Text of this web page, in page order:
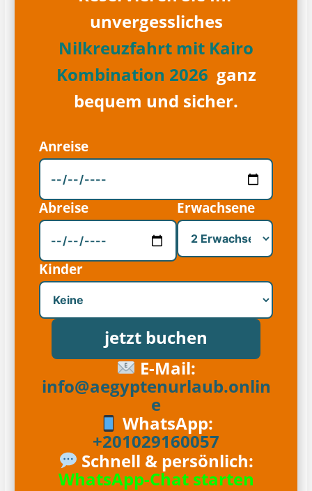
unvergessliches
Nilkreuzfahrt mit Kairo
Kombination 2026 ganz
bequem und sicher.
Anreise
Abreise Erwachsene
Kinder
jetzt buchen
E-Mail:
info@aegyptenurlaub.onlin
e
WhatsApp:
+201029160057
Schnell & persönlich:
WhatsApp-Chat starten